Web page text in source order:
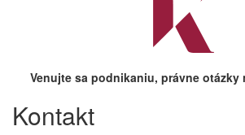
Venujte sa podnikaniu, právne otázky
Kontakt